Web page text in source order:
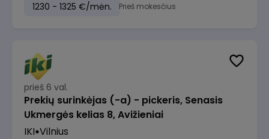
1230 - 1325 €/mėn. Prieš mokesčius
prieš 6 val.
Prekių surinkėjas (-a) - pickeris, Senasis
Ukmergės kelias 8, Avižieniai
IKI Vilnius